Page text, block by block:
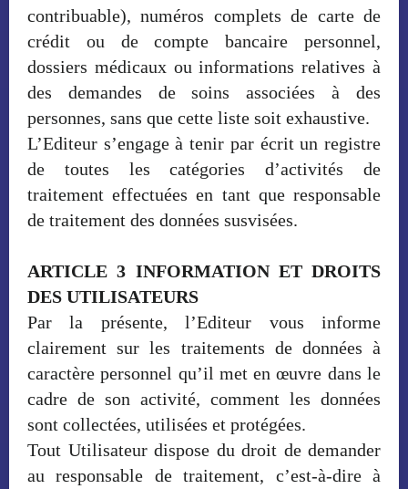
contribuable), numéros complets de carte de
crédit ou de compte bancaire personnel,
dossiers médicaux ou informations relatives à
des demandes de soins associées à des
personnes, sans que cette liste soit exhaustive.
L’Editeur s’engage à tenir par écrit un registre
de toutes les catégories d’activités de
traitement effectuées en tant que responsable
de traitement des données susvisées.
ARTICLE 3 INFORMATION ET DROITS
DES UTILISATEURS
Par la présente, l’Editeur vous informe
clairement sur les traitements de données à
caractère personnel qu’il met en œuvre dans le
cadre de son activité, comment les données
sont collectées, utilisées et protégées.
Tout Utilisateur dispose du droit de demander
au responsable de traitement, c’est-à-dire à